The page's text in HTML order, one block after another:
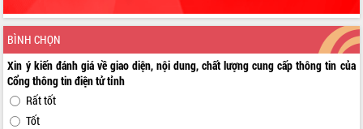
BÌNH CHỌN
Xin ý kiến đánh giá về giao diện, nội dung, chất lượng cung cấp thông tin của
Cổng thông tin điện tử tỉnh
Rất tốt
Tốt